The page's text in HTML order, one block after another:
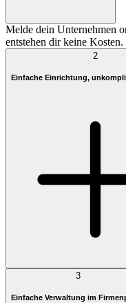
Melde dein Unternehmen
entstehen dir keine Kosten.
2
Einfache Einrichtung,
3
Einfache Verwaltung im